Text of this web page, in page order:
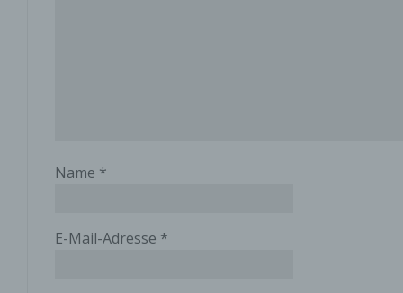
Name *
E-Mail-Adresse *